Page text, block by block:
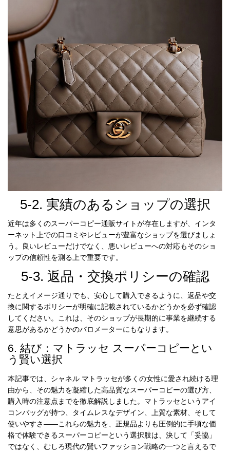
5-2. 実績のあるショップの選択
近年は多くのスーパーコピー通販サイトが存在しますが、インタ
ーネット上での口コミやレビューが豊富なショップを選びましょ
う。良いレビューだけでなく、悪いレビューへの対応もそのショ
ップの信頼性を測る上で重要です。
5-3. 返品・交換ポリシーの確認
たとえイメージ通りでも、安心して購入できるように、返品や交
換に関するポリシーが明確に記載されているかどうかを必ず確認
してください。これは、そのショップが長期的に事業を継続する
意思があるかどうかのバロメーターにもなります。
6. 結び：マトラッセ スーパーコピーとい
う賢い選択
本記事では、シャネル マトラッセが多くの女性に愛され続ける理
由から、その魅力を凝縮した高品質なスーパーコピーの選び方、
購入時の注意点までを徹底解説しました。マトラッセというアイ
コンバッグが持つ、タイムレスなデザイン、上質な素材、そして
使いやすさ——これらの魅力を、正規品よりも圧倒的に手頃な価
格で体験できるスーパーコピーという選択肢は、決して「妥協」
ではなく、むしろ現代の賢いファッション戦略の一つと言えるで